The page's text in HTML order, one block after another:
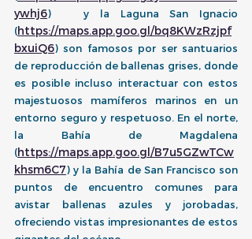
ywhj6)   y la Laguna San Ignacio
(https://maps.app.goo.gl/bq8KWzRzjpf
bxuiQ6) son famosos por ser santuarios
de reproducción de ballenas grises, donde
es posible incluso interactuar con estos
majestuosos mamíferos marinos en un
entorno seguro y respetuoso. En el norte,
la Bahía de Magdalena
(https://maps.app.goo.gl/B7u5GZwTCw
khsm6C7) y la Bahía de San Francisco son
puntos de encuentro comunes para
avistar ballenas azules y jorobadas,
ofreciendo vistas impresionantes de estos